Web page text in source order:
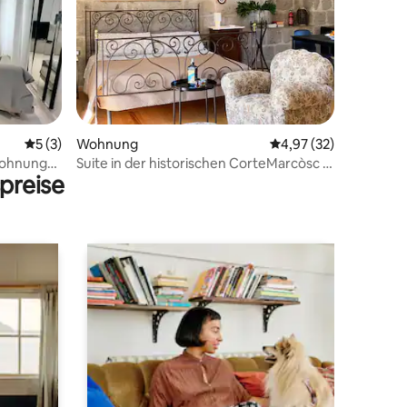
Bewertungen
Durchschnittliche Bewertung: 5 von 5, 3 Bewertungen
5 (3)
Wohnung Durchschnittliche
4,97 (32)
Suite in der historischen CorteMarcòsc in